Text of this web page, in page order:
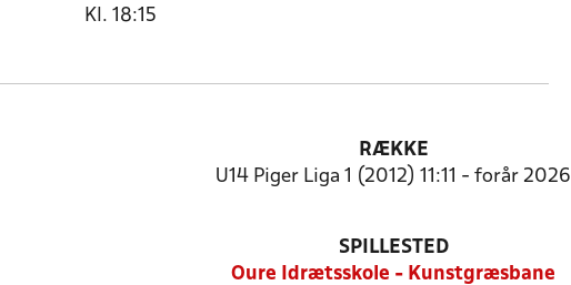
Kl. 18:15
RÆKKE
U14 Piger Liga 1 (2012) 11:11 - forår 2026
SPILLESTED
Oure Idrætsskole - Kunstgræsbane